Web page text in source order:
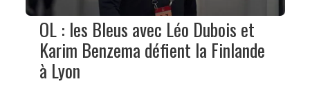
OL : les Bleus avec Léo Dubois et
Karim Benzema défient la Finlande
à Lyon